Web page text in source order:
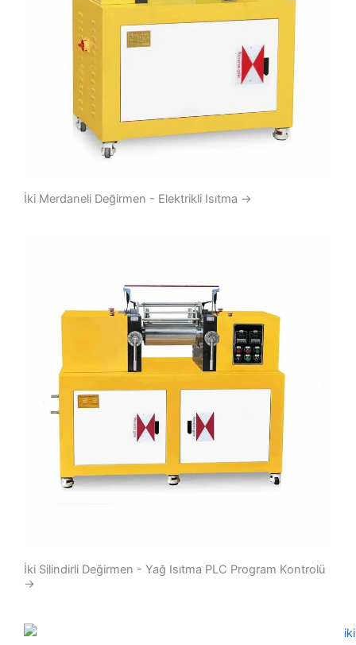
İki Merdaneli Değirmen - Elektrikli Isıtma →
İki Silindirli Değirmen - Yağ Isıtma PLC Program Kontrolü
→